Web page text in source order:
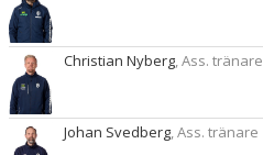
Christian Nyberg, Ass. tränare
Johan Svedberg, Ass. tränare